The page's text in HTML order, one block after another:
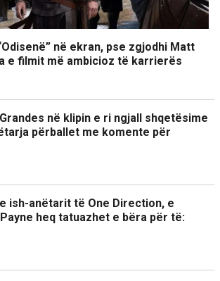
në ekran, pse zgjodhi Matt
e filmit më ambicioz të karrierës
në klipin e ri ngjall shqetësime
përballet me komente për
ish-anëtarit të One Direction, e
heq tatuazhet e bëra për të: